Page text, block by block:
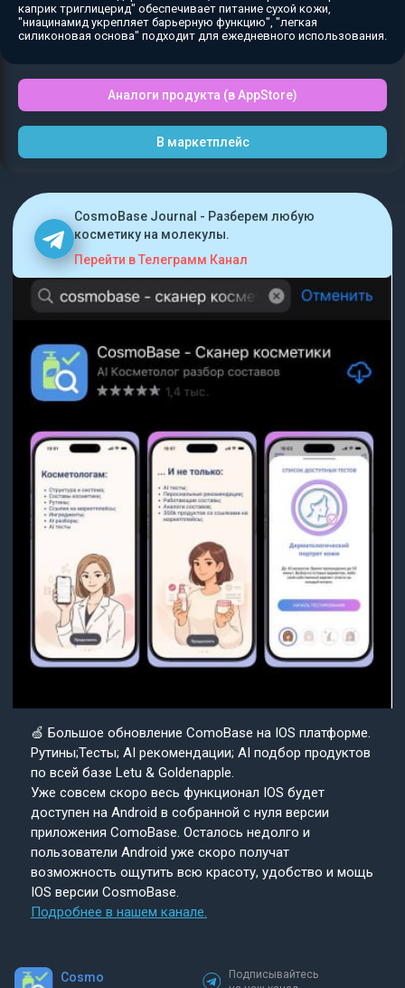
каприк триглицерид" обеспечивает питание сухой кожи,
"ниацинамид укрепляет барьерную функцию", "легкая
силиконовая основа" подходит для ежедневного использования.
Аналоги продукта (в AppStore)
В маркетплейс
CosmoBase Journal - Разберем любую
косметику на молекулы.
Перейти в Телеграмм Канал
🍏 Большое обновление ComoBase на IOS платформе.
Рутины;Тесты; AI рекомендации; AI подбор продуктов
по всей базе Letu & Goldenapple.
Уже совсем скоро весь функционал IOS будет
доступен на Android в собранной с нуля версии
приложения ComoBase. Осталось недолго и
пользователи Android уже скоро получат
возможность ощутить всю красоту, удобство и мощь
IOS версии CosmoBase.
Подробнее в нашем канале.
Cosmo
Подписывайтесь